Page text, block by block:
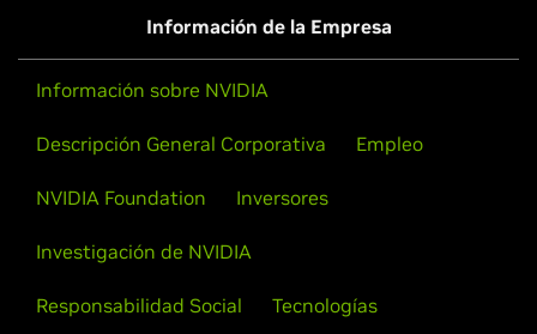
Información de la Empresa
Información sobre NVIDIA
Descripción General Corporativa Empleo
NVIDIA Foundation Inversores
Investigación de NVIDIA
Responsabilidad Social Tecnologías